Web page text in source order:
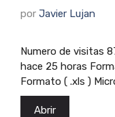
por Javier Lujan
Numero de visitas
hace 25 horas
Formato ( .xls )
Abrir